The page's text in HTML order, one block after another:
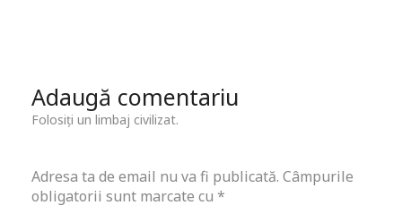
Adaugă comentariu
Folosiți un limbaj civilizat.
Adresa ta de email nu va fi publicată. Câmpurile
obligatorii sunt marcate cu *